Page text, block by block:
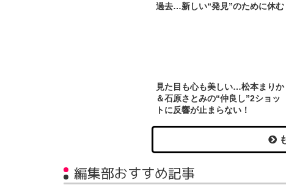
過去…新しい“発見”のために休む
見た目も心も美しい…松本まりか
＆石原さとみの“仲良し”2ショッ
トに反響が止まらない！
編集部おすすめ記事